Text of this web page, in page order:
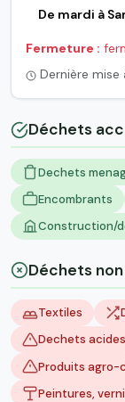
De mardi à
Fermeture :
Dernière
Déchets
Dechets
Encombrants
Construction/
Déchets
Textiles
Dechets acides
Produits agro-
Peintures,